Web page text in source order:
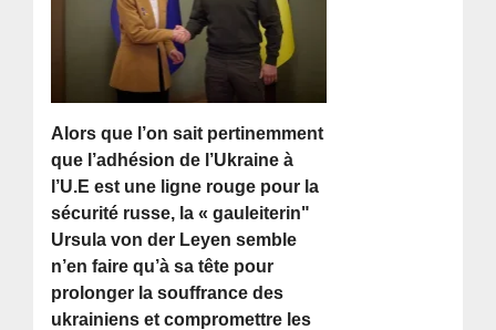
Alors que l’on sait pertinemment
que l’adhésion de l’Ukraine à
l’U.E est une ligne rouge pour la
sécurité russe, la « gauleiterin"
Ursula von der Leyen semble
n’en faire qu’à sa tête pour
prolonger la souffrance des
ukrainiens et compromettre les